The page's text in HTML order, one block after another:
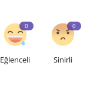
0
Eğlenceli
0
Sinirli